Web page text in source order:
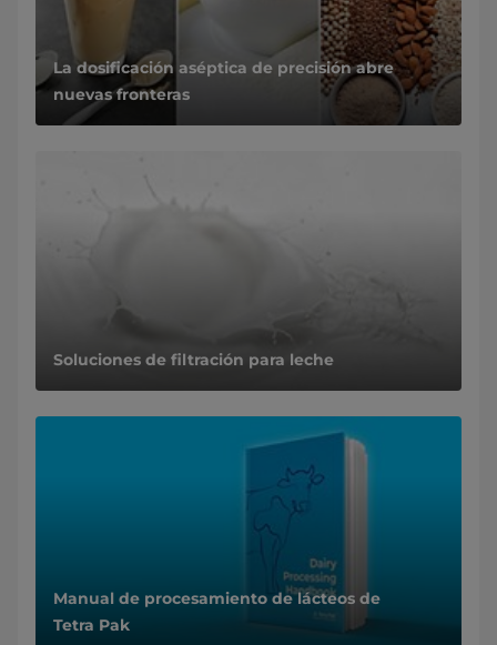
La dosificación aséptica de precisión abre
nuevas fronteras
​​​​​​​​​​​​​​​​​​​​​​​​​​​​Soluciones de filtración para leche
Manual de procesamiento de lácteos de
Tetra Pak